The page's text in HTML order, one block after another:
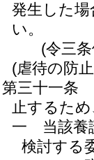
発生した
い。
(令三
(虐待の防
第三十一条
止するた
一
当該
検討する